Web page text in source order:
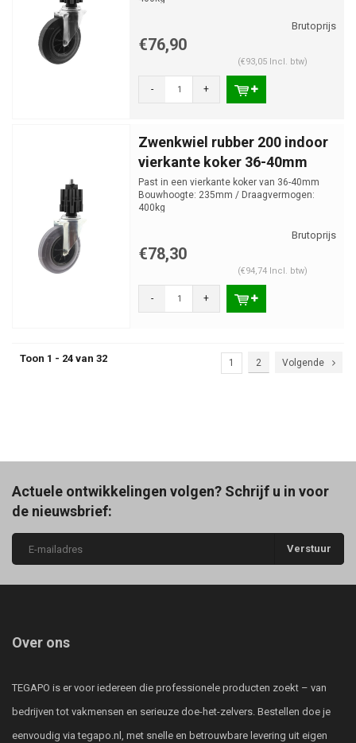
€76,90
(€93,05 Incl. btw)
- +
Zwenkwiel rubber 200 indoor
vierkante koker 36-40mm
Past in een vierkante koker van 36-40mm
Bouwhoogte: 235mm / Draagvermogen:
400kg
€78,30
(€94,74 Incl. btw)
- +
Toon 1 - 24 van 32 1 2 Volgende
Actuele ontwikkelingen volgen? Schrijf u in voor
de nieuwsbrief:
Verstuur
Over ons
TEGAPO is er voor iedereen die professionele producten zoekt – van
bedrijven tot vakmensen en serieuze doe-het-zelvers. Bestellen doe je
eenvoudig via tegapo.nl, met snelle en betrouwbare levering uit eigen